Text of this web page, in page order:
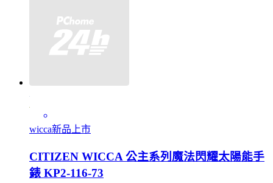
wicca新品上市
CITIZEN WICCA 公主系列魔法閃耀太陽能手
錶 KP2-116-73